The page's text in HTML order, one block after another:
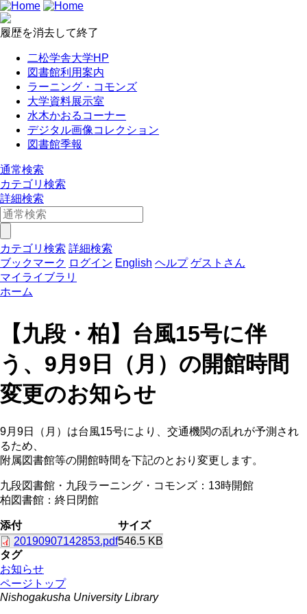
履歴を消去して終了
二松学舎大学HP
図書館利用案内
ラーニング・コモンズ
大学資料展示室
水木かおるコーナー
デジタル画像コレクション
図書館季報
通常検索
カテゴリ検索
詳細検索
カテゴリ検索 詳細検索
ブックマーク ログイン English ヘルプ ゲストさん
マイライブラリ
ホーム
【九段・柏】台風15号に伴
う、9月9日（月）の開館時間
変更のお知らせ
9月9日（月）は台風15号により、交通機関の乱れが予測され
るため、
附属図書館等の開館時間を下記のとおり変更します。
九段図書館・九段ラーニング・コモンズ：13時開館
柏図書館：終日閉館
添付
サイズ
20190907142853.pdf546.5 KB
タグ
お知らせ
ページトップ
Nishogakusha University Library